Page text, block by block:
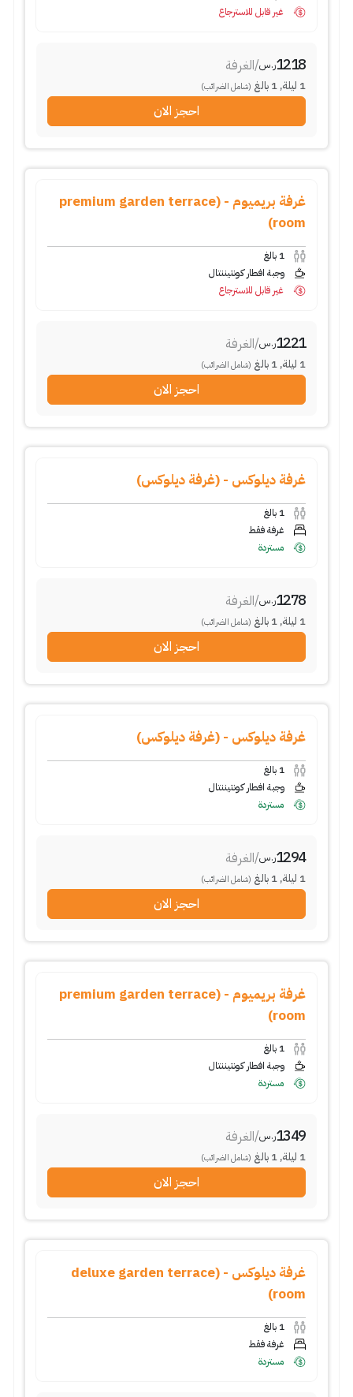
غير قابل للاسترجاع
1218ر.س/الغرفة
1 ليلة,
1 بالغ (شامل الضرائب)
احجز الان
غرفة بريميوم - (premium garden terrace
room)
1 بالغ
وجبة افطار كونتيننتال
غير قابل للاسترجاع
1221ر.س/الغرفة
1 ليلة,
1 بالغ (شامل الضرائب)
احجز الان
غرفة ديلوكس - (غرفة ديلوكس)
1 بالغ
غرفة فقط
مستردة
1278ر.س/الغرفة
1 ليلة,
1 بالغ (شامل الضرائب)
احجز الان
غرفة ديلوكس - (غرفة ديلوكس)
1 بالغ
وجبة افطار كونتيننتال
مستردة
1294ر.س/الغرفة
1 ليلة,
1 بالغ (شامل الضرائب)
احجز الان
غرفة بريميوم - (premium garden terrace
room)
1 بالغ
وجبة افطار كونتيننتال
مستردة
1349ر.س/الغرفة
1 ليلة,
1 بالغ (شامل الضرائب)
احجز الان
غرفة ديلوكس - (deluxe garden terrace
room)
1 بالغ
غرفة فقط
مستردة